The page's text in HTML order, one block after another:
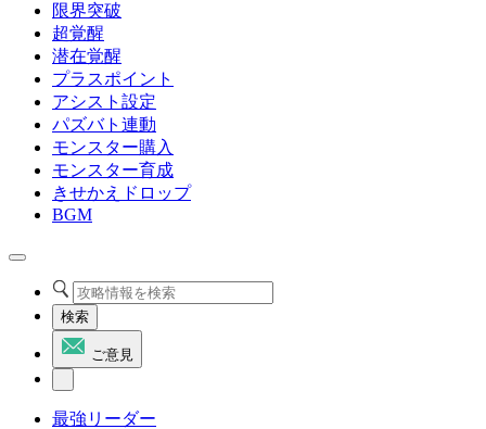
限界突破
超覚醒
潜在覚醒
プラスポイント
アシスト設定
パズバト連動
モンスター購入
モンスター育成
きせかえドロップ
BGM
検索
ご意見
最強リーダー